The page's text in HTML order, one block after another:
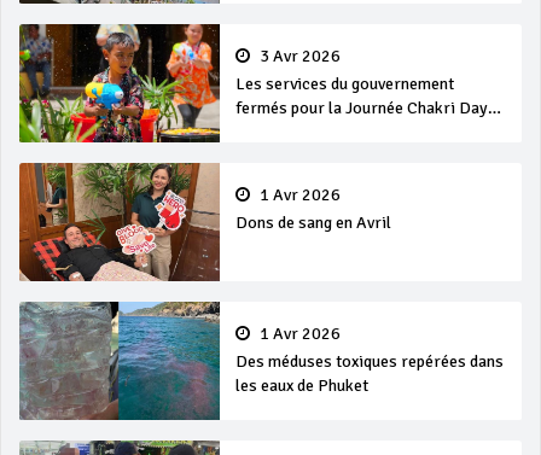
3 Avr 2026
Les services du gouvernement
fermés pour la Journée Chakri Day
1 Avr 2026
Dons de sang en Avril
1 Avr 2026
Des méduses toxiques repérées dans
les eaux de Phuket